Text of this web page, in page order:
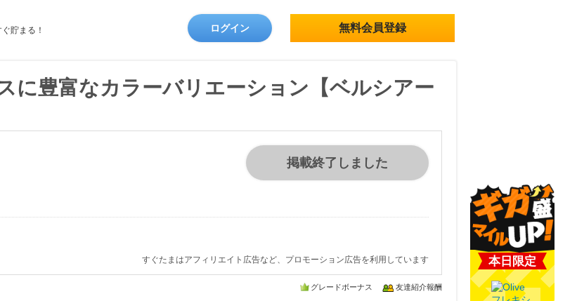
貯まる！ ログイン 無料会員登録
に豊富なカラーバリエーション【ベルシアー
掲載終了しました
すぐたまはアフィリエイト広告など、プロモーション広告を利用しています
グレードボーナス 友達紹介報酬
本日限定